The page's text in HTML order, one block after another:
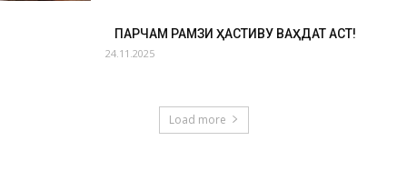
ПАРЧАМ РАМЗИ ҲАСТИВУ ВАҲДАТ АСТ!
24.11.2025
Load more